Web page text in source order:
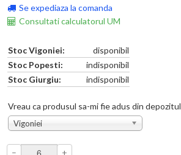
Se expediaza la comanda
Consultati calculatorul UM
Stoc Vigoniei:
disponibil
Stoc Popesti:
indisponibil
Stoc Giurgiu:
indisponibil
Vreau ca produsul sa-mi fie adus din depozitul
Vigoniei
– +